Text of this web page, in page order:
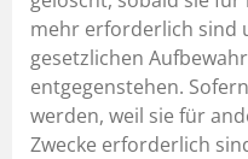
mehr erforderlich sind
gesetzlichen
entgegenstehen.
werden, weil sie für
Zwecke erforderlich